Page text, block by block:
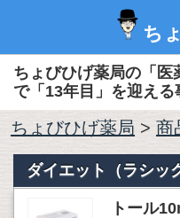
ち
ちょびひげ薬局の「
で「13年目」を迎え
ちょびひげ薬局 > 商
ダイエット（ラシッ
トール